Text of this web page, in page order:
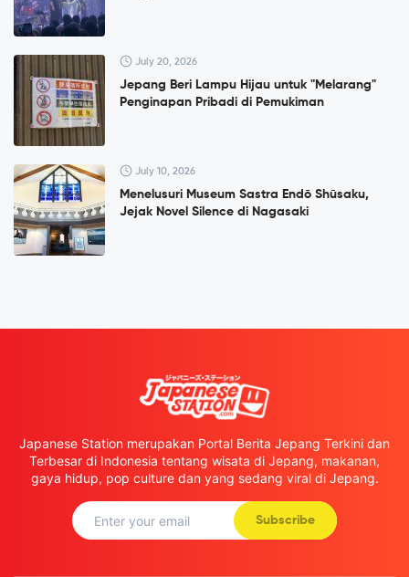
July 20, 2026
Jepang Beri Lampu Hijau untuk "Melarang"
Penginapan Pribadi di Pemukiman
July 10, 2026
Menelusuri Museum Sastra Endō Shūsaku,
Jejak Novel Silence di Nagasaki
Japanese Station merupakan Portal Berita Jepang Terkini dan
Terbesar di Indonesia tentang wisata di Jepang, makanan,
gaya hidup, pop culture dan yang sedang viral di Jepang.
Subscribe